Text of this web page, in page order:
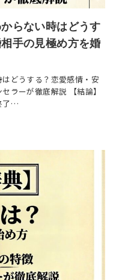
らない時はどうす
手の見極め方を婚
はどうする？恋愛感情・安
ラーが徹底解説 【結論】
了…